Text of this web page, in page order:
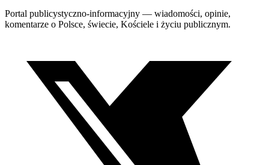
Portal publicystyczno-informacyjny — wiadomości, opinie,
komentarze o Polsce, świecie, Kościele i życiu publicznym.